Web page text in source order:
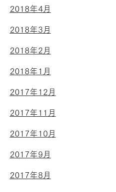
2018年4月
2018年3月
2018年2月
2018年1月
2017年12月
2017年11月
2017年10月
2017年9月
2017年8月